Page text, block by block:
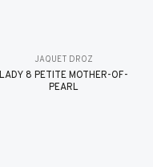
JAQUET DROZ
LADY 8 PETITE MOTHER-OF-
PEARL